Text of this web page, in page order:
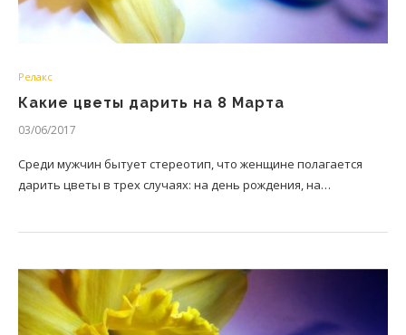
Релакс
Какие цветы дарить на 8 Марта
03/06/2017
Среди мужчин бытует стереотип, что женщине полагается
дарить цветы в трех случаях: на день рождения, на…